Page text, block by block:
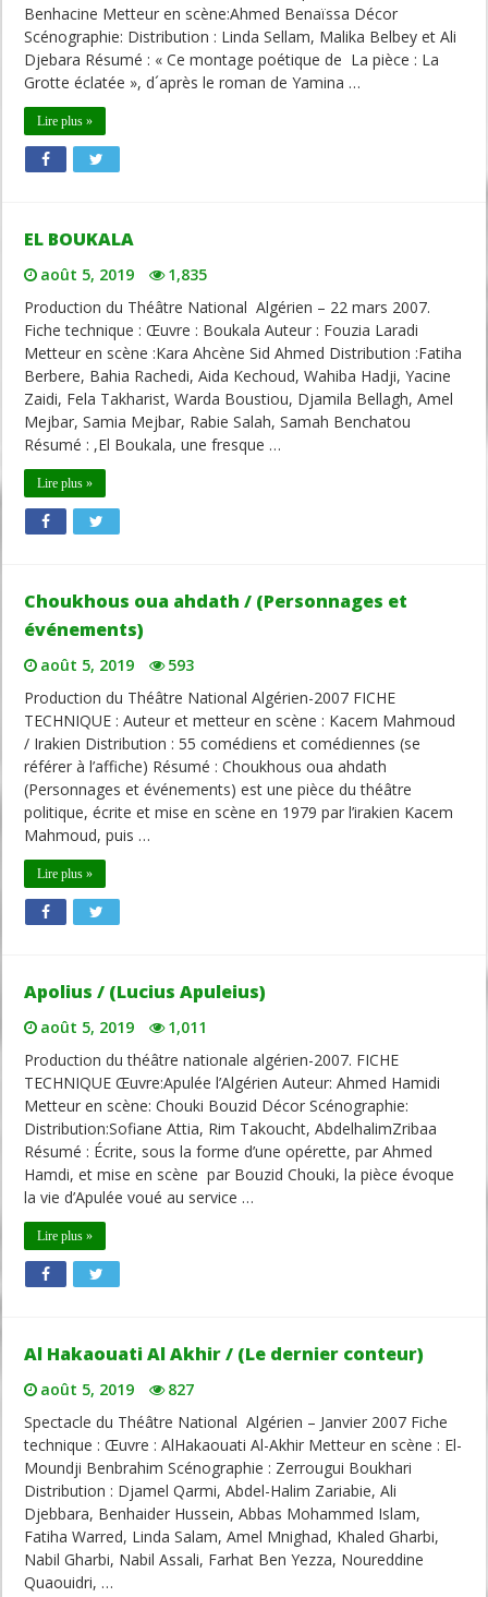
Benhacine Metteur en scène:Ahmed Benaïssa Décor
Scénographie: Distribution : Linda Sellam, Malika Belbey et Ali
Djebara Résumé : « Ce montage poétique de La pièce : La
Grotte éclatée », d´après le roman de Yamina …
Lire plus »
EL BOUKALA
août 5, 2019
1,835
Production du Théâtre National Algérien – 22 mars 2007.
Fiche technique : Œuvre : Boukala Auteur : Fouzia Laradi
Metteur en scène :Kara Ahcène Sid Ahmed Distribution :Fatiha
Berbere, Bahia Rachedi, Aida Kechoud, Wahiba Hadji, Yacine
Zaidi, Fela Takharist, Warda Boustiou, Djamila Bellagh, Amel
Mejbar, Samia Mejbar, Rabie Salah, Samah Benchatou
Résumé : ,El Boukala, une fresque …
Lire plus »
Choukhous oua ahdath / (Personnages et
événements)
août 5, 2019
593
Production du Théâtre National Algérien-2007 FICHE
TECHNIQUE : Auteur et metteur en scène : Kacem Mahmoud
/ Irakien Distribution : 55 comédiens et comédiennes (se
référer à l’affiche) Résumé : Choukhous oua ahdath
(Personnages et événements) est une pièce du théâtre
politique, écrite et mise en scène en 1979 par l’irakien Kacem
Mahmoud, puis …
Lire plus »
Apolius / (Lucius Apuleius)
août 5, 2019
1,011
Production du théâtre nationale algérien-2007. FICHE
TECHNIQUE Œuvre:Apulée l’Algérien Auteur: Ahmed Hamidi
Metteur en scène: Chouki Bouzid Décor Scénographie:
Distribution:Sofiane Attia, Rim Takoucht, AbdelhalimZribaa
Résumé : Écrite, sous la forme d’une opérette, par Ahmed
Hamdi, et mise en scène par Bouzid Chouki, la pièce évoque
la vie d’Apulée voué au service …
Lire plus »
Al Hakaouati Al Akhir / (Le dernier conteur)
août 5, 2019
827
Spectacle du Théâtre National Algérien – Janvier 2007 Fiche
technique : Œuvre : AlHakaouati Al-Akhir Metteur en scène : El-
Moundji Benbrahim Scénographie : Zerrougui Boukhari
Distribution : Djamel Qarmi, Abdel-Halim Zariabie, Ali
Djebbara, Benhaider Hussein, Abbas Mohammed Islam,
Fatiha Warred, Linda Salam, Amel Mnighad, Khaled Gharbi,
Nabil Gharbi, Nabil Assali, Farhat Ben Yezza, Noureddine
Quaouidri, …